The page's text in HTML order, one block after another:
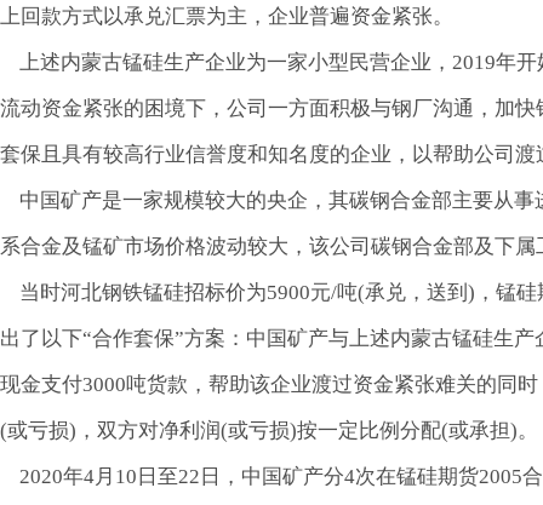
上回款方式以承兑汇票为主，企业普遍资金紧张。
上述内蒙古锰硅生产企业为一家小型民营企业，2019年
流动资金紧张的困境下，公司一方面积极与钢厂沟通，加
套保且具有较高行业信誉度和知名度的企业，以帮助公司渡
中国矿产是一家规模较大的央企，其碳钢合金部主要从
系合金及锰矿市场价格波动较大，该公司碳钢合金部及下
当时河北钢铁锰硅招标价为5900元/吨(承兑，送到)，锰
出了以下“合作套保”方案：中国矿产与上述内蒙古锰硅生
现金支付3000吨货款，帮助该企业渡过资金紧张难关的同
(或亏损)，双方对净利润(或亏损)按一定比例分配(或承担)。
2020年4月10日至22日，中国矿产分4次在锰硅期货2005